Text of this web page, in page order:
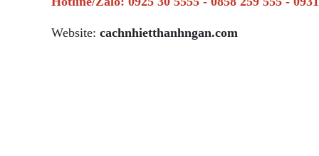
Website: cachnhietthanhngan.com